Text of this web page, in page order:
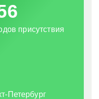
присутствия
Петербург